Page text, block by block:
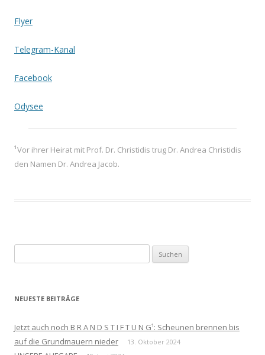
Flyer
Telegram-Kanal
Facebook
Odysee
¹Vor ihrer Heirat mit Prof. Dr. Christidis trug Dr. Andrea Christidis
den Namen Dr. Andrea Jacob.
nach:
NEUESTE BEITRÄGE
Jetzt auch noch B R A N D S T I F T U N G¹: Scheunen brennen bis
auf die Grundmauern nieder
13. Oktober 2024